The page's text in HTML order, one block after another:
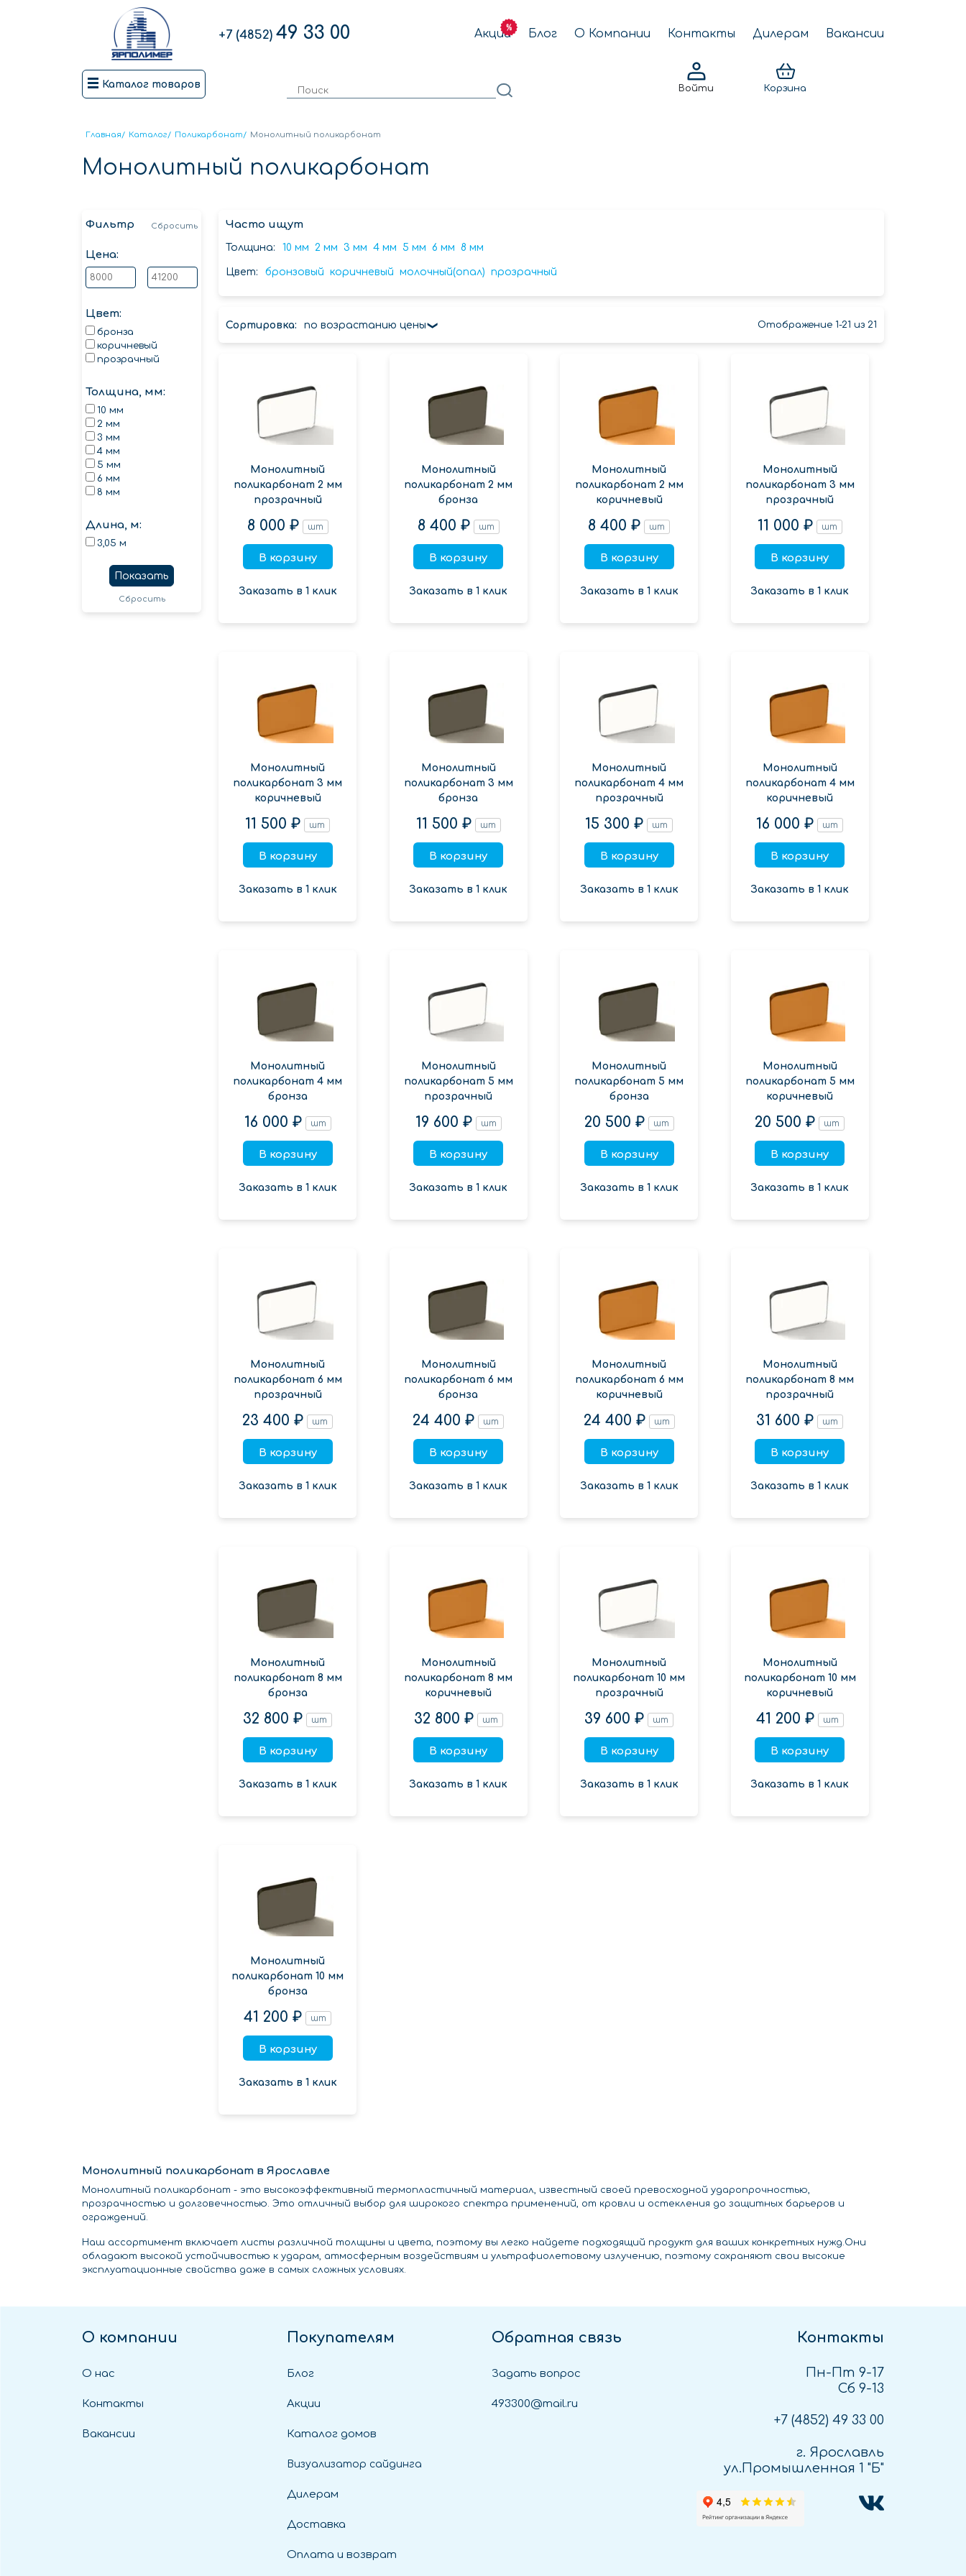
+7 (4852) 49 33 00 Акции Блог О Компании Контакты Дилерам Вакансии
Каталог товаров Войти Корзина
Главная/ Каталог/ Поликарбонат/ Монолитный поликарбонат
Монолитный поликарбонат
Фильтр Сбросить
Цена:
Цвет:
бронза
коричневый
прозрачный
Толщина, мм:
10 мм
2 мм
3 мм
4 мм
5 мм
6 мм
8 мм
Длина, м:
3,05 м
Показать
Сбросить
Часто ищут
Толщина: 10 мм 2 мм 3 мм 4 мм 5 мм 6 мм 8 мм
Цвет: бронзовый коричневый молочный(опал) прозрачный
Сортировка: по возрастанию цены Отображение 1-21 из 21
Монолитный
поликарбонат 2 мм
прозрачный
8 000 ₽ шт
В корзину
Заказать в 1 клик
Монолитный
поликарбонат 2 мм
бронза
8 400 ₽ шт
В корзину
Заказать в 1 клик
Монолитный
поликарбонат 2 мм
коричневый
8 400 ₽ шт
В корзину
Заказать в 1 клик
Монолитный
поликарбонат 3 мм
прозрачный
11 000 ₽ шт
В корзину
Заказать в 1 клик
Монолитный
поликарбонат 3 мм
коричневый
11 500 ₽ шт
В корзину
Заказать в 1 клик
Монолитный
поликарбонат 3 мм
бронза
11 500 ₽ шт
В корзину
Заказать в 1 клик
Монолитный
поликарбонат 4 мм
прозрачный
15 300 ₽ шт
В корзину
Заказать в 1 клик
Монолитный
поликарбонат 4 мм
коричневый
16 000 ₽ шт
В корзину
Заказать в 1 клик
Монолитный
поликарбонат 4 мм
бронза
16 000 ₽ шт
В корзину
Заказать в 1 клик
Монолитный
поликарбонат 5 мм
прозрачный
19 600 ₽ шт
В корзину
Заказать в 1 клик
Монолитный
поликарбонат 5 мм
бронза
20 500 ₽ шт
В корзину
Заказать в 1 клик
Монолитный
поликарбонат 5 мм
коричневый
20 500 ₽ шт
В корзину
Заказать в 1 клик
Монолитный
поликарбонат 6 мм
прозрачный
23 400 ₽ шт
В корзину
Заказать в 1 клик
Монолитный
поликарбонат 6 мм
бронза
24 400 ₽ шт
В корзину
Заказать в 1 клик
Монолитный
поликарбонат 6 мм
коричневый
24 400 ₽ шт
В корзину
Заказать в 1 клик
Монолитный
поликарбонат 8 мм
прозрачный
31 600 ₽ шт
В корзину
Заказать в 1 клик
Монолитный
поликарбонат 8 мм
бронза
32 800 ₽ шт
В корзину
Заказать в 1 клик
Монолитный
поликарбонат 8 мм
коричневый
32 800 ₽ шт
В корзину
Заказать в 1 клик
Монолитный
поликарбонат 10 мм
прозрачный
39 600 ₽ шт
В корзину
Заказать в 1 клик
Монолитный
поликарбонат 10 мм
коричневый
41 200 ₽ шт
В корзину
Заказать в 1 клик
Монолитный
поликарбонат 10 мм
бронза
41 200 ₽ шт
В корзину
Заказать в 1 клик
Монолитный поликарбонат в Ярославле
Монолитный поликарбонат - это высокоэффективный термопластичный материал, известный своей превосходной ударопрочностью,
прозрачностью и долговечностью. Это отличный выбор для широкого спектра применений, от кровли и остекления до защитных барьеров и
ограждений.
Наш ассортимент включает листы различной толщины и цвета, поэтому вы легко найдете подходящий продукт для ваших конкретных нужд.Они
обладают высокой устойчивостью к ударам, атмосферным воздействиям и ультрафиолетовому излучению, поэтому сохраняют свои высокие
эксплуатационные свойства даже в самых сложных условиях.
О компании
О нас
Контакты
Вакансии
Покупателям
Блог
Акции
Каталог домов
Визуализатор сайдинга
Дилерам
Доставка
Оплата и возврат
Обратная связь
Задать вопрос
493300@mail.ru
Контакты
Пн-Пт 9-17
Сб 9-13
+7 (4852) 49 33 00
г. Ярославль
ул.Промышленная 1 "Б"